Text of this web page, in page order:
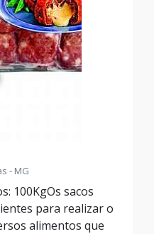
- MG
100KgOs sacos
para realizar o
alimentos que